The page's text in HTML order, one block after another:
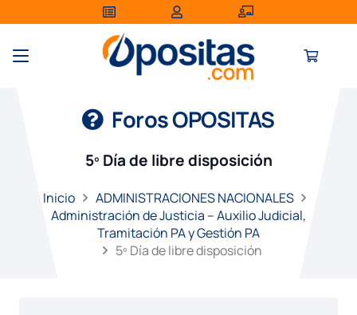
Foros OPOSITAS
5º Día de libre disposición
Inicio
ADMINISTRACIONES NACIONALES
Administración de Justicia – Auxilio Judicial,
Tramitación PA y Gestión PA
5º Día de libre disposición